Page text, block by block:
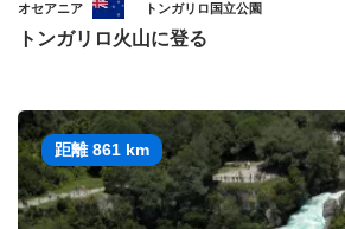
オセアニア トンガリロ国立公園
トンガリロ火山に登る
距離 861 km